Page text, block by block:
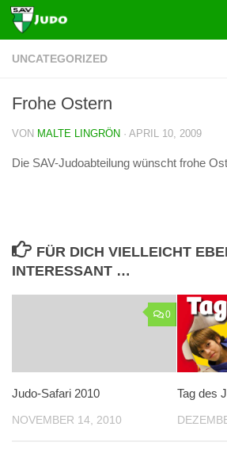
Zum Inhalt springen
UNCATEGORIZED
Frohe Ostern
VON MALTE LINGRÖN · APRIL 10, 2009
Die SAV-Judoabteilung wünscht frohe
FÜR DICH VIELLEICHT
INTERESSANT …
0
Judo-Safari 2010
NOVEMBER 14, 2010
Tag des